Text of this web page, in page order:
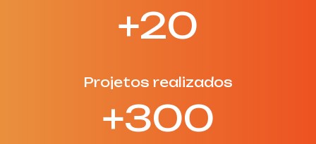
+20
Projetos realizados
+300